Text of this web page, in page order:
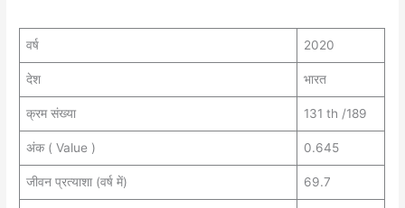
वर्ष 2020
देश भारत
क्रम संख्या 131 th /189
अंक ( Value ) 0.645
जीवन प्रत्याशा (वर्ष में) 69.7